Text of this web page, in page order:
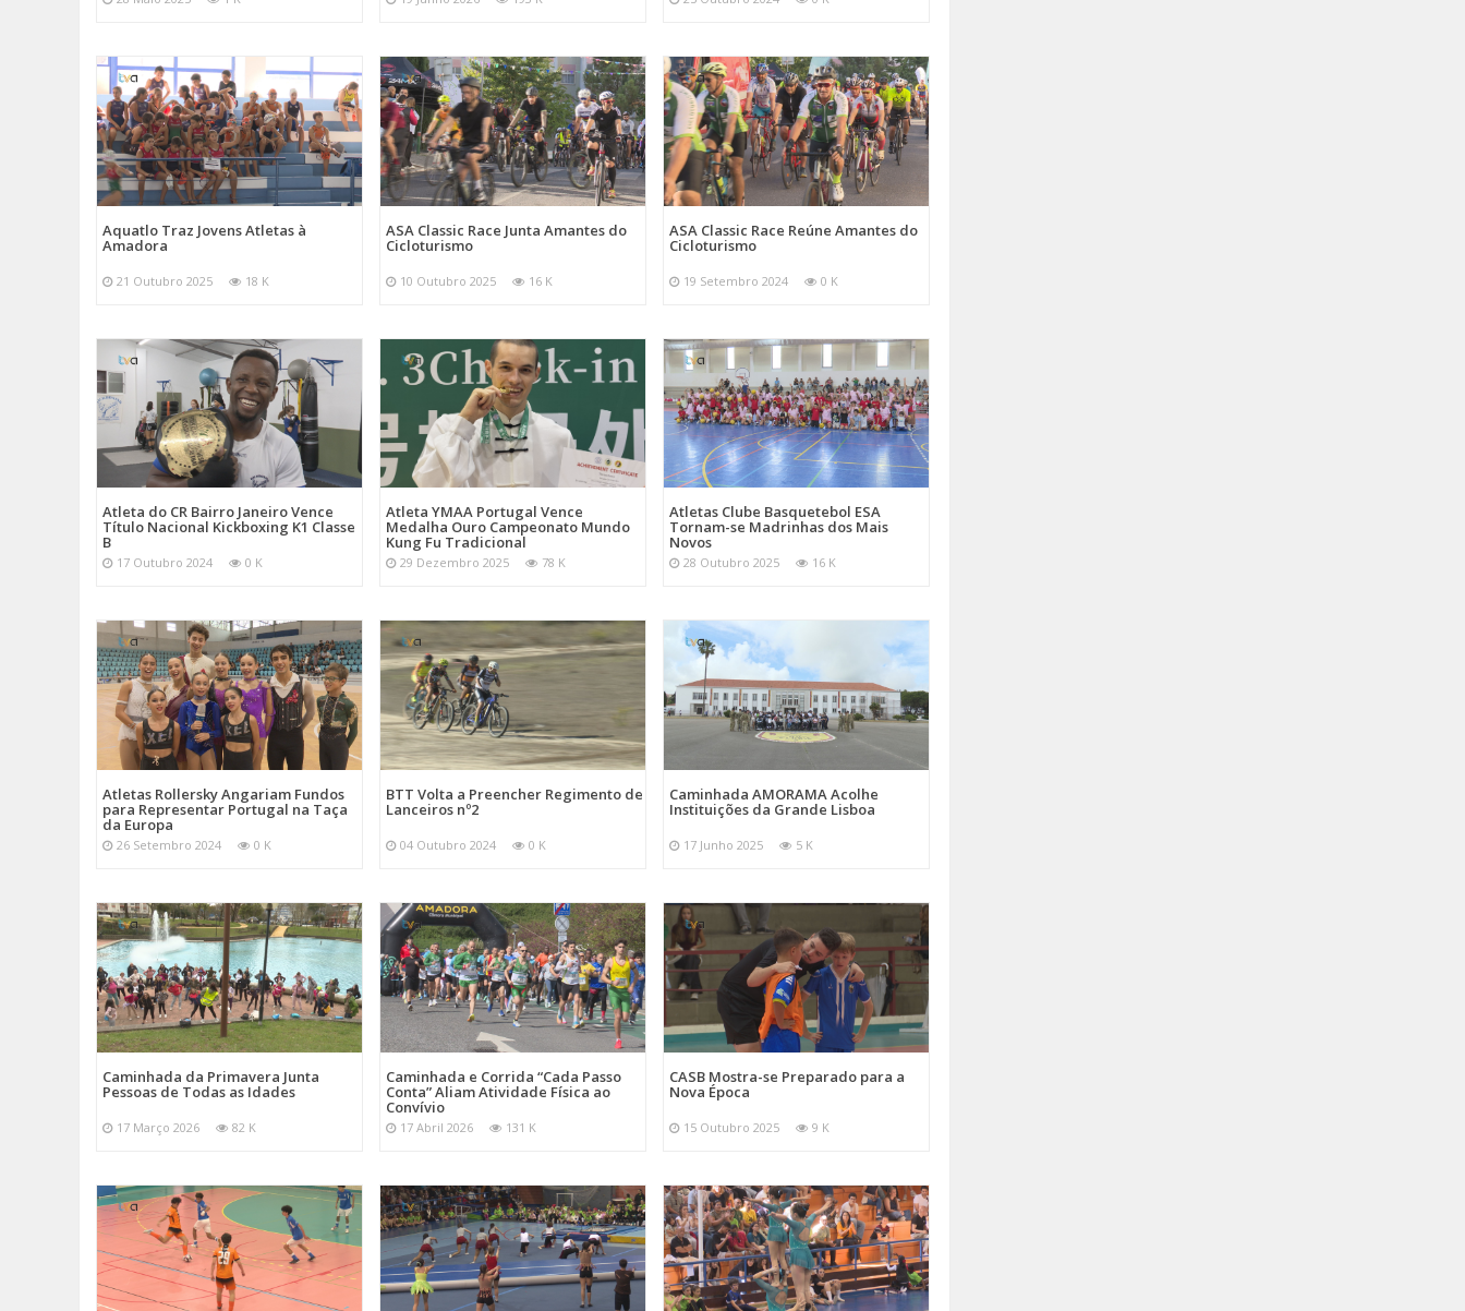
Aquatlo Traz Jovens Atletas à
Amadora
21 Outubro 2025 18 K
ASA Classic Race Junta Amantes do
Cicloturismo
10 Outubro 2025 16 K
ASA Classic Race Reúne Amantes do
Cicloturismo
19 Setembro 2024 0 K
Atleta do CR Bairro Janeiro Vence
Título Nacional Kickboxing K1 Classe
B
17 Outubro 2024 0 K
Atleta YMAA Portugal Vence
Medalha Ouro Campeonato Mundo
Kung Fu Tradicional
29 Dezembro 2025 78 K
Atletas Clube Basquetebol ESA
Tornam-se Madrinhas dos Mais
Novos
28 Outubro 2025 16 K
Atletas Rollersky Angariam Fundos
para Representar Portugal na Taça
da Europa
26 Setembro 2024 0 K
BTT Volta a Preencher Regimento de
Lanceiros nº2
04 Outubro 2024 0 K
Caminhada AMORAMA Acolhe
Instituições da Grande Lisboa
17 Junho 2025 5 K
Caminhada da Primavera Junta
Pessoas de Todas as Idades
17 Março 2026 82 K
Caminhada e Corrida “Cada Passo
Conta” Aliam Atividade Física ao
Convívio
17 Abril 2026 131 K
CASB Mostra-se Preparado para a
Nova Época
15 Outubro 2025 9 K